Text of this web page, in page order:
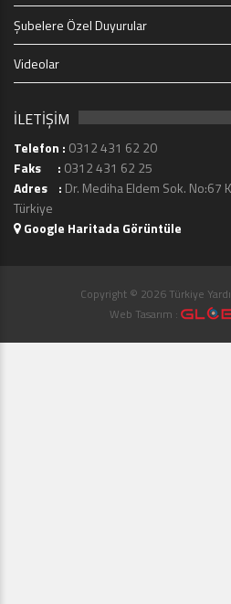
Şubelere Özel Duyurular
Videolar
İLETİŞİM
Telefon : 0312 431 62 20
Faks : 0312 431 62 25
Adres : Dr. Mediha Eldem Sok. No:67
Türkiye
Google Haritada Görüntüle
Copyright © 2026 Türkiye
Web Tasarım :